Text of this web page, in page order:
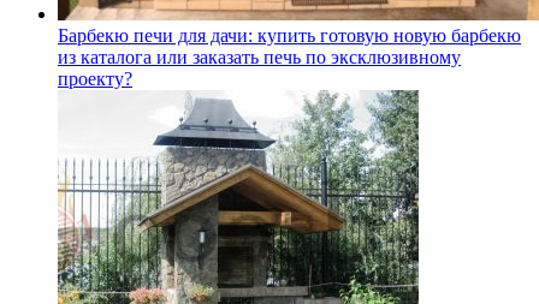
Барбекю печи для дачи: купить готовую новую барбекю
из каталога или заказать печь по эксклюзивному
проекту?